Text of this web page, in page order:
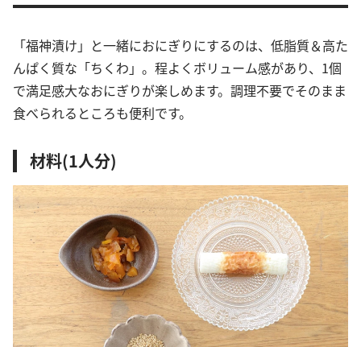
「福神漬け」と一緒におにぎりにするのは、低脂質＆高た
んぱく質な「ちくわ」。程よくボリューム感があり、1個
で満足感大なおにぎりが楽しめます。調理不要でそのまま
食べられるところも便利です。
材料(1人分)